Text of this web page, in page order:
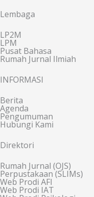
Lembaga
LP2M
LPM
Pusat Bahasa
Rumah Jurnal Ilmiah
INFORMASI
Berita
Agenda
Pengumuman
Hubungi Kami
Direktori
Rumah Jurnal (OJS)
Perpustakaan (SLIMs)
Web Prodi AFI
Web Prodi IAT